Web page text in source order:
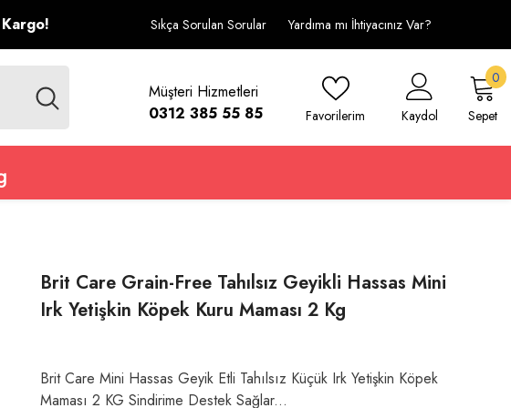
Kargo! Sıkça Sorulan Sorular Yardıma mı İhtiyacınız Var?
Müşteri Hizmetleri
0312 385 55 85
Favorilerim Kaydol Sepet
00
Brit Care Grain-Free Tahılsız Geyikli Hassas Mini
Irk Yetişkin Köpek Kuru Maması 2 Kg
Brit Care Mini Hassas Geyik Etli Tahılsız Küçük Irk Yetişkin Köpek
Maması 2 KG Sindirime Destek Sağlar...